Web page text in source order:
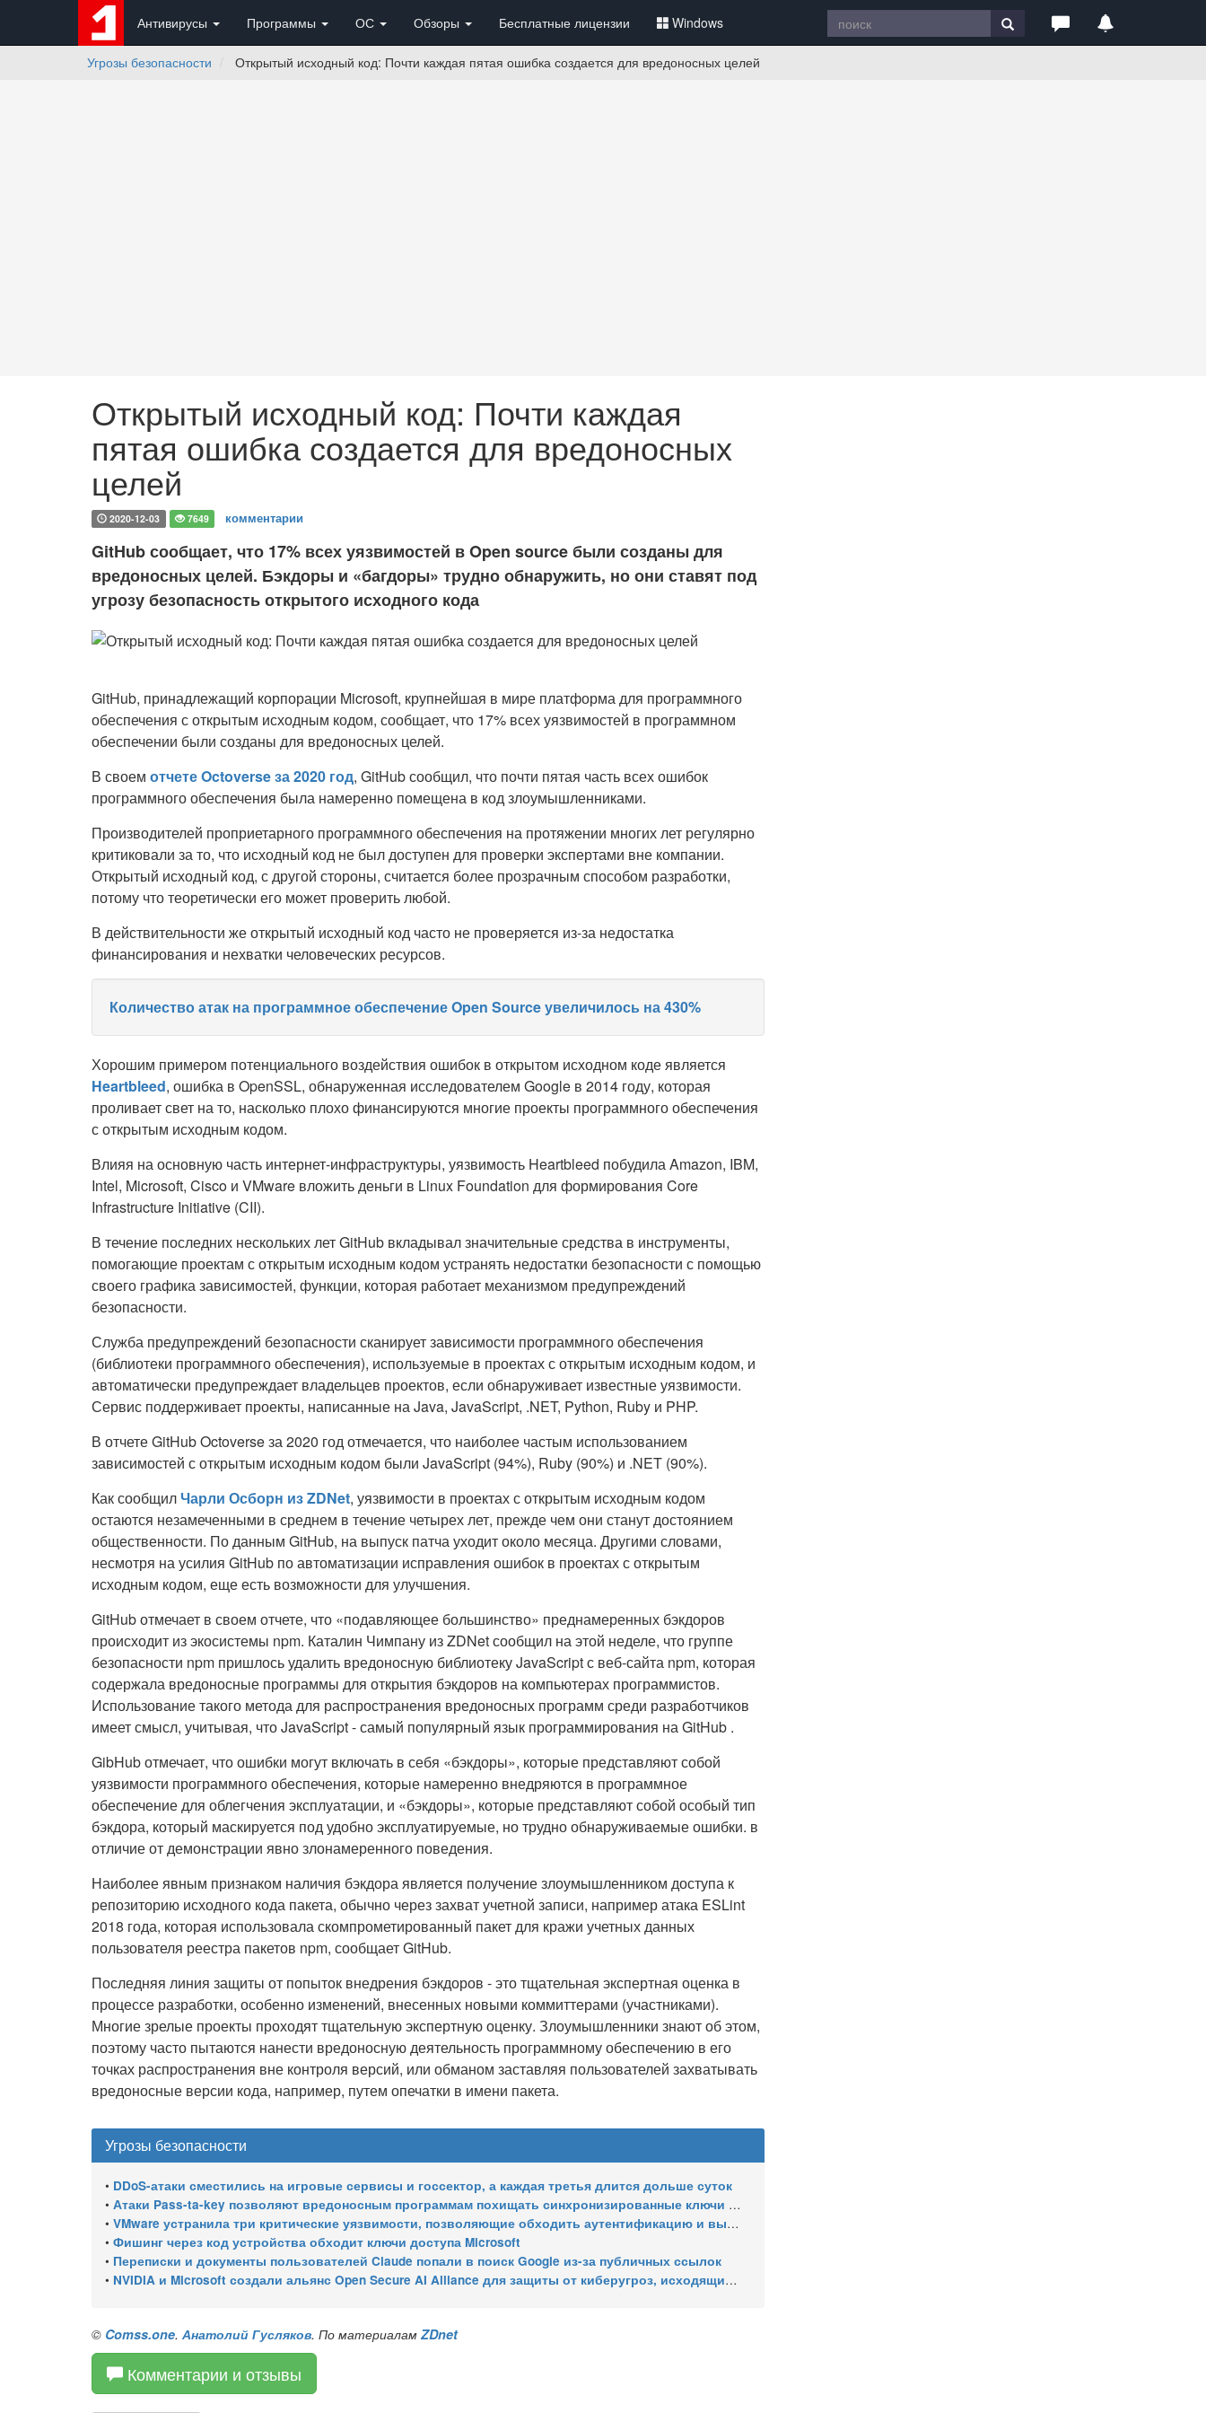
Антивирусы Программы ОС Обзоры Бесплатные лицензии Windows
Угрозы безопасности Открытый исходный код: Почти каждая пятая ошибка создается для вредоносных целей
Открытый исходный код: Почти каждая
пятая ошибка создается для вредоносных
целей
2020-12-03 7649 комментарии
GitHub сообщает, что 17% всех уязвимостей в Open source были созданы для
вредоносных целей. Бэкдоры и «багдоры» трудно обнаружить, но они ставят под
угрозу безопасность открытого исходного кода
GitHub, принадлежащий корпорации Microsoft, крупнейшая в мире платформа для программного
обеспечения с открытым исходным кодом, сообщает, что 17% всех уязвимостей в программном
обеспечении были созданы для вредоносных целей.
В своем отчете Octoverse за 2020 год, GitHub сообщил, что почти пятая часть всех ошибок
программного обеспечения была намеренно помещена в код злоумышленниками.
Производителей проприетарного программного обеспечения на протяжении многих лет регулярно
критиковали за то, что исходный код не был доступен для проверки экспертами вне компании.
Открытый исходный код, с другой стороны, считается более прозрачным способом разработки,
потому что теоретически его может проверить любой.
В действительности же открытый исходный код часто не проверяется из-за недостатка
финансирования и нехватки человеческих ресурсов.
Количество атак на программное обеспечение Open Source увеличилось на 430%
Хорошим примером потенциального воздействия ошибок в открытом исходном коде является
Heartbleed, ошибка в OpenSSL, обнаруженная исследователем Google в 2014 году, которая
проливает свет на то, насколько плохо финансируются многие проекты программного обеспечения
с открытым исходным кодом.
Влияя на основную часть интернет-инфраструктуры, уязвимость Heartbleed побудила Amazon, IBM,
Intel, Microsoft, Cisco и VMware вложить деньги в Linux Foundation для формирования Core
Infrastructure Initiative (CII).
В течение последних нескольких лет GitHub вкладывал значительные средства в инструменты,
помогающие проектам с открытым исходным кодом устранять недостатки безопасности с помощью
своего графика зависимостей, функции, которая работает механизмом предупреждений
безопасности.
Служба предупреждений безопасности сканирует зависимости программного обеспечения
(библиотеки программного обеспечения), используемые в проектах с открытым исходным кодом, и
автоматически предупреждает владельцев проектов, если обнаруживает известные уязвимости.
Сервис поддерживает проекты, написанные на Java, JavaScript, .NET, Python, Ruby и PHP.
В отчете GitHub Octoverse за 2020 год отмечается, что наиболее частым использованием
зависимостей с открытым исходным кодом были JavaScript (94%), Ruby (90%) и .NET (90%).
Как сообщилЧарли Осборн из ZDNet, уязвимости в проектах с открытым исходным кодом
остаются незамеченными в среднем в течение четырех лет, прежде чем они станут достоянием
общественности. По данным GitHub, на выпуск патча уходит около месяца. Другими словами,
несмотря на усилия GitHub по автоматизации исправления ошибок в проектах с открытым
исходным кодом, еще есть возможности для улучшения.
GitHub отмечает в своем отчете, что «подавляющее большинство» преднамеренных бэкдоров
происходит из экосистемы npm. Каталин Чимпану из ZDNet сообщил на этой неделе, что группе
безопасности npm пришлось удалить вредоносную библиотеку JavaScript с веб-сайта npm, которая
содержала вредоносные программы для открытия бэкдоров на компьютерах программистов.
Использование такого метода для распространения вредоносных программ среди разработчиков
имеет смысл, учитывая, что JavaScript - самый популярный язык программирования на GitHub .
GibHub отмечает, что ошибки могут включать в себя «бэкдоры», которые представляют собой
уязвимости программного обеспечения, которые намеренно внедряются в программное
обеспечение для облегчения эксплуатации, и «бэкдоры», которые представляют собой особый тип
бэкдора, который маскируется под удобно эксплуатируемые, но трудно обнаруживаемые ошибки. в
отличие от демонстрации явно злонамеренного поведения.
Наиболее явным признаком наличия бэкдора является получение злоумышленником доступа к
репозиторию исходного кода пакета, обычно через захват учетной записи, например атака ESLint
2018 года, которая использовала скомпрометированный пакет для кражи учетных данных
пользователя реестра пакетов npm, сообщает GitHub.
Последняя линия защиты от попыток внедрения бэкдоров - это тщательная экспертная оценка в
процессе разработки, особенно изменений, внесенных новыми коммиттерами (участниками).
Многие зрелые проекты проходят тщательную экспертную оценку. Злоумышленники знают об этом,
поэтому часто пытаются нанести вредоносную деятельность программному обеспечению в его
точках распространения вне контроля версий, или обманом заставляя пользователей захватывать
вредоносные версии кода, например, путем опечатки в имени пакета.
Угрозы безопасности
• DDoS-атаки сместились на игровые сервисы и госсектор, а каждая третья длится дольше суток
• Атаки Pass-ta-key позволяют вредоносным программам похищать синхронизированные ключи доступа Google
• VMware устранила три критические уязвимости, позволяющие обходить аутентификацию и выходить из виртуальной машины
• Фишинг через код устройства обходит ключи доступа Microsoft
• Переписки и документы пользователей Claude попали в поиск Google из-за публичных ссылок
• NVIDIA и Microsoft создали альянс Open Secure AI Alliance для защиты от киберугроз, исходящих от ИИ – без OpenAI, Google и Anthropic
© Comss.one. Анатолий Гусляков. По материалам ZDnet